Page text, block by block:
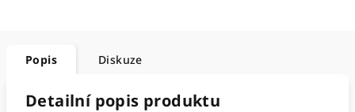
Popis Diskuze
Detailní popis produktu